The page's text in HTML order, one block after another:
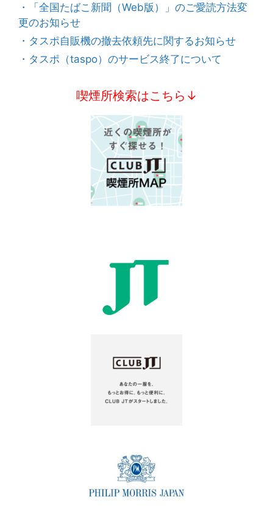
・「全国たばこ新聞（Web版）」のご愛読方法変
更のお知らせ
・タスポ自販機の撤去依頼先に関するお知らせ
・タスポ（taspo）のサービス終了について
喫煙所検索はこちら↓